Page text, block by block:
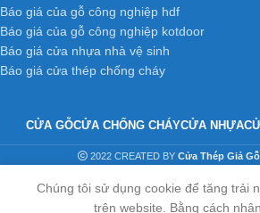
Báo giá của gỗ công nghiệp hdf
Báo giá của gỗ công nghiệp kotdoor
Báo giá cửa nhựa nhà vệ sinh
Báo giá cửa thép chống cháy
CỬA GỖCỬA CHỐNG CHÁYCỬA NHỰA
2022 CREATED BY Cửa Thép Giả Gỗ
Chúng tôi sử dụng cookie để tăng trải
trên website. Bằng cách